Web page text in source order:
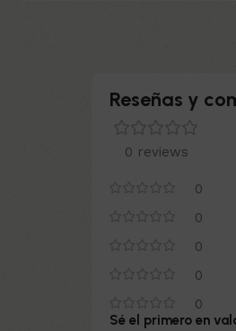
Reseñas y
0 reviews
0
0
0
0
0
Sé el primero en